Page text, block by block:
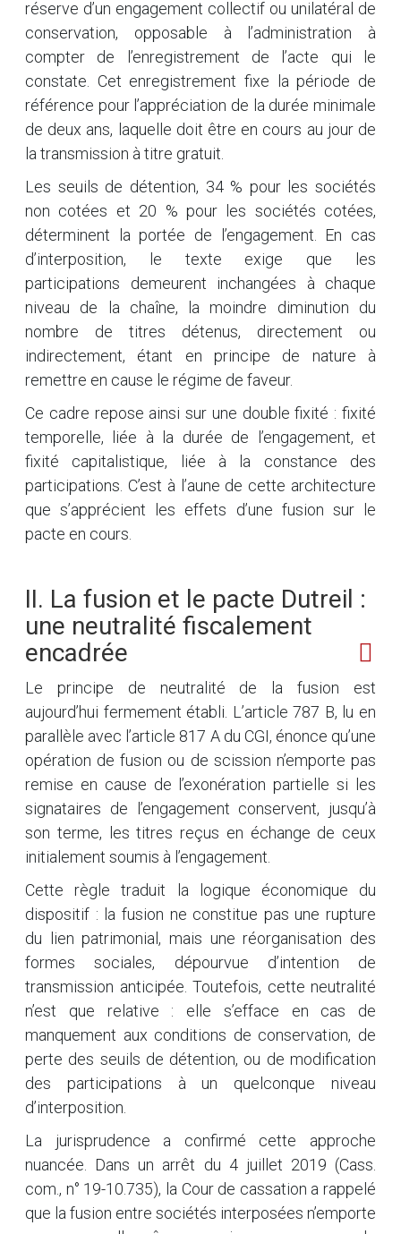
réserve d’un engagement collectif ou unilatéral de
conservation, opposable à l’administration à
compter de l’enregistrement de l’acte qui le
constate. Cet enregistrement fixe la période de
référence pour l’appréciation de la durée minimale
de deux ans, laquelle doit être en cours au jour de
la transmission à titre gratuit.
Les seuils de détention, 34 % pour les sociétés
non cotées et 20 % pour les sociétés cotées,
déterminent la portée de l’engagement. En cas
d’interposition, le texte exige que les
participations demeurent inchangées à chaque
niveau de la chaîne, la moindre diminution du
nombre de titres détenus, directement ou
indirectement, étant en principe de nature à
remettre en cause le régime de faveur.
Ce cadre repose ainsi sur une double fixité : fixité
temporelle, liée à la durée de l’engagement, et
fixité capitalistique, liée à la constance des
participations. C’est à l’aune de cette architecture
que s’apprécient les effets d’une fusion sur le
pacte en cours.
II. La fusion et le pacte Dutreil :
une neutralité fiscalement
encadrée
Le principe de neutralité de la fusion est
aujourd’hui fermement établi. L’article 787 B, lu en
parallèle avec l’article 817 A du CGI, énonce qu’une
opération de fusion ou de scission n’emporte pas
remise en cause de l’exonération partielle si les
signataires de l’engagement conservent, jusqu’à
son terme, les titres reçus en échange de ceux
initialement soumis à l’engagement.
Cette règle traduit la logique économique du
dispositif : la fusion ne constitue pas une rupture
du lien patrimonial, mais une réorganisation des
formes sociales, dépourvue d’intention de
transmission anticipée. Toutefois, cette neutralité
n’est que relative : elle s’efface en cas de
manquement aux conditions de conservation, de
perte des seuils de détention, ou de modification
des participations à un quelconque niveau
d’interposition.
La jurisprudence a confirmé cette approche
nuancée. Dans un arrêt du 4 juillet 2019 (Cass.
com., n° 19-10.735), la Cour de cassation a rappelé
que la fusion entre sociétés interposées n’emporte